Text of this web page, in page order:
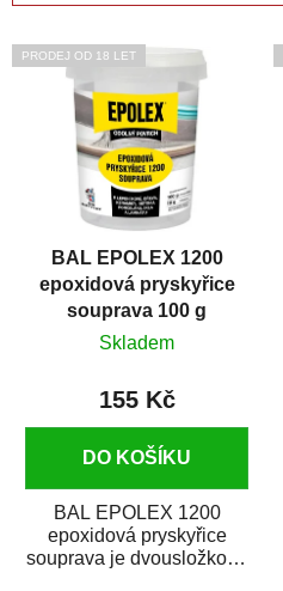
p
V
ý
ů
PRODEJ OD 18 LET
BAL EPOLEX 1200
epoxidová pryskyřice
souprava 100 g
Skladem
155 Kč
DO KOŠÍKU
BAL EPOLEX 1200
epoxidová pryskyřice
souprava je dvousložkové